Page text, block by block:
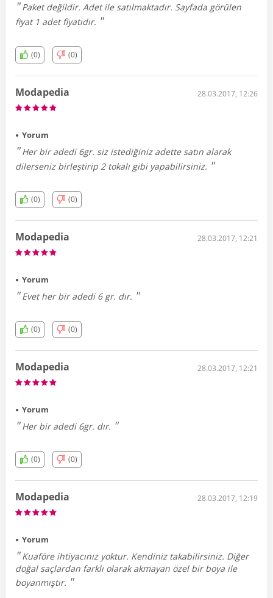
Paket değildir. Adet ile satılmaktadır. Sayfada görülen
fiyat 1 adet fiyatıdır.
(0) (0)
Modapedia 28.03.2017, 12:26
Yorum
Her bir adedi 6gr. siz istediğiniz adette satın alarak
dilerseniz birleştirip 2 tokalı gibi yapabilirsiniz.
(0) (0)
Modapedia 28.03.2017, 12:21
Yorum
Evet her bir adedi 6 gr. dır.
(0) (0)
Modapedia 28.03.2017, 12:21
Yorum
Her bir adedi 6gr. dır.
(0) (0)
Modapedia 28.03.2017, 12:19
Yorum
Kuaföre ihtiyacınız yoktur. Kendiniz takabilirsiniz. Diğer
doğal saçlardan farklı olarak akmayan özel bir boya ile
boyanmıştır.